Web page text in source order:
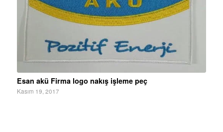
Esan akü Firma logo nakış işleme peç
Kasım 19, 2017